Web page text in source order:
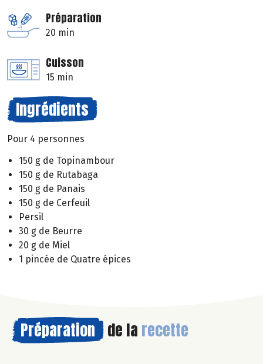
Préparation
20 min
Cuisson
15 min
Ingrédients
Pour 4 personnes
150 g de Topinambour
150 g de Rutabaga
150 g de Panais
150 g de Cerfeuil
Persil
30 g de Beurre
20 g de Miel
1 pincée de Quatre épices
Préparation de la recette